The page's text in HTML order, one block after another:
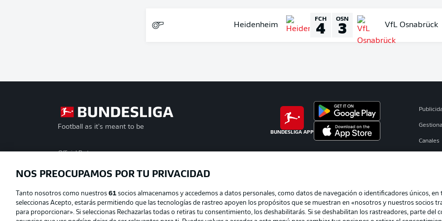
Heidenheim
FCH
4 OSN
3 VfL Osnabrück
Football as it's meant to be
BUNDESLIGA APP
Official Partners
Canales
NOS PREOCUPAMOS POR TU PRIVACIDAD
Tanto nosotros como nuestros 61 socios almacenamos y accedemos a datos personales, como datos de navegación o identificadores únicos, en
seleccionas Acepto, estarás permitiendo que las tecnologías de rastreo apoyen los propósitos que se muestran en «nosotros y nuestros socios
para proporcionar». Si seleccionas Rechazarlas todas o retiras tu consentimiento, los deshabilitarás. Si se deshabilitan los rastreadores, parte del